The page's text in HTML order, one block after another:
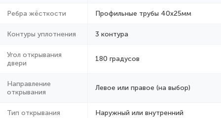
Ребра жёсткости Профильные трубы 40х25мм
Контуры уплотнения 3 контура
Угол открывания
двери
180 градусов
Направление
открывания
Левое или правое (на выбор)
Тип открывания Наружный или внутренний